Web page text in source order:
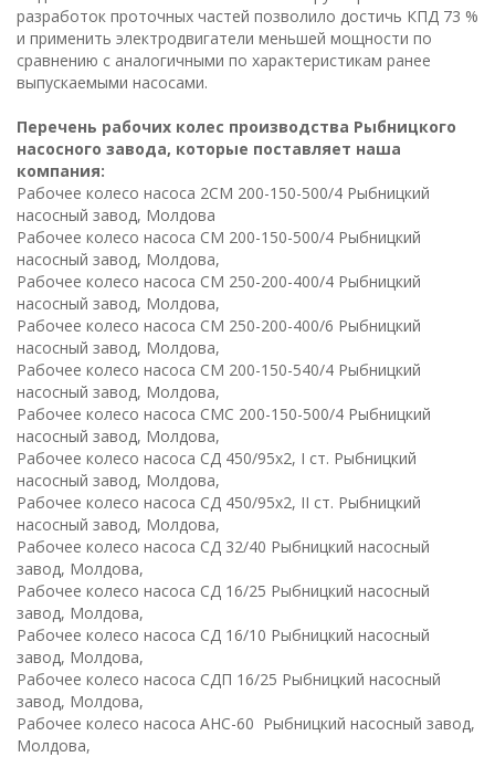
разработок проточных частей позволило достичь КПД 73 %
и применить электродвигатели меньшей мощности по
сравнению с аналогичными по характеристикам ранее
выпускаемыми насосами.
Перечень рабочих колес производства Рыбницкого
насосного завода, которые поставляет наша
компания:
Рабочее колесо насоса 2СМ 200-150-500/4 Рыбницкий
насосный завод, Молдова
Рабочее колесо насоса СМ 200-150-500/4 Рыбницкий
насосный завод, Молдова,
Рабочее колесо насоса СМ 250-200-400/4 Рыбницкий
насосный завод, Молдова,
Рабочее колесо насоса СМ 250-200-400/6 Рыбницкий
насосный завод, Молдова,
Рабочее колесо насоса СМ 200-150-540/4 Рыбницкий
насосный завод, Молдова,
Рабочее колесо насоса СМС 200-150-500/4 Рыбницкий
насосный завод, Молдова,
Рабочее колесо насоса СД 450/95х2, I ст. Рыбницкий
насосный завод, Молдова,
Рабочее колесо насоса СД 450/95х2, II ст. Рыбницкий
насосный завод, Молдова,
Рабочее колесо насоса СД 32/40 Рыбницкий насосный
завод, Молдова,
Рабочее колесо насоса СД 16/25 Рыбницкий насосный
завод, Молдова,
Рабочее колесо насоса СД 16/10 Рыбницкий насосный
завод, Молдова,
Рабочее колесо насоса СДП 16/25 Рыбницкий насосный
завод, Молдова,
Рабочее колесо насоса АНС-60 Рыбницкий насосный завод,
Молдова,